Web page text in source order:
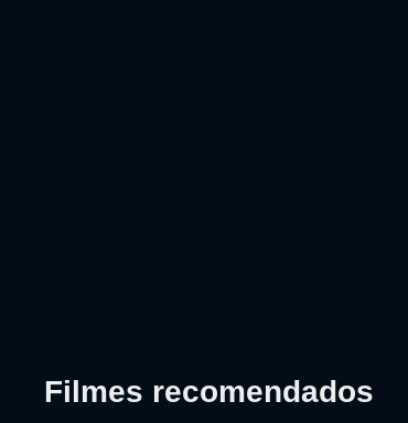
Filmes recomendados